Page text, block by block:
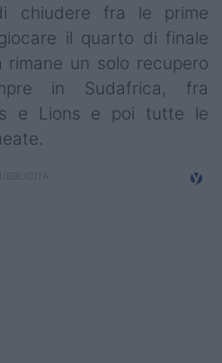
chiudere fra le prime
il quarto di finale
un solo recupero
in Sudafrica, fra
e Lions e poi tutte le